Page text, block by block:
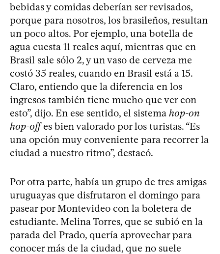
bebidas y comidas deberían ser revisados,
porque para nosotros, los brasileños, resultan
un poco altos. Por ejemplo, una botella de
agua cuesta 11 reales aquí, mientras que en
Brasil sale sólo 2, y un vaso de cerveza me
costó 35 reales, cuando en Brasil está a 15.
Claro, entiendo que la diferencia en los
ingresos también tiene mucho que ver con
esto”, dijo. En ese sentido, el sistema hop-on
hop-offes bien valorado por los turistas. “Es
una opción muy conveniente para recorrer la
ciudad a nuestro ritmo”, destacó.
Por otra parte, había un grupo de tres amigas
uruguayas que disfrutaron el domingo para
pasear por Montevideo con la boletera de
estudiante. Melina Torres, que se subió en la
parada del Prado, quería aprovechar para
conocer más de la ciudad, que no suele